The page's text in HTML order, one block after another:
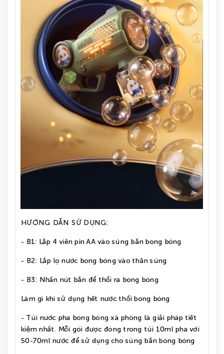
HƯỚNG DẪN SỬ DỤNG:
- B1: Lắp 4 viên pin AA vào súng bắn bong bóng
- B2: Lắp lọ nước bong bóng vào thân súng
- B3: Nhấn nút bắn để thổi ra bong bóng
Làm gì khi sử dụng hết nước thổi bong bóng
- Túi nước pha bong bóng xà phòng là giải pháp tiết
kiệm nhất. Mỗi gói được đóng trong túi 10ml pha với
50-70ml nước để sử dụng cho súng bắn bong bóng